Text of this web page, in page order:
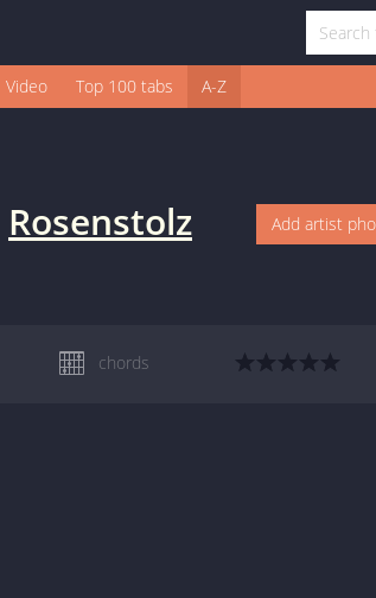
Video Top 100 tabs A-Z
Rosenstolz Add artist
chords